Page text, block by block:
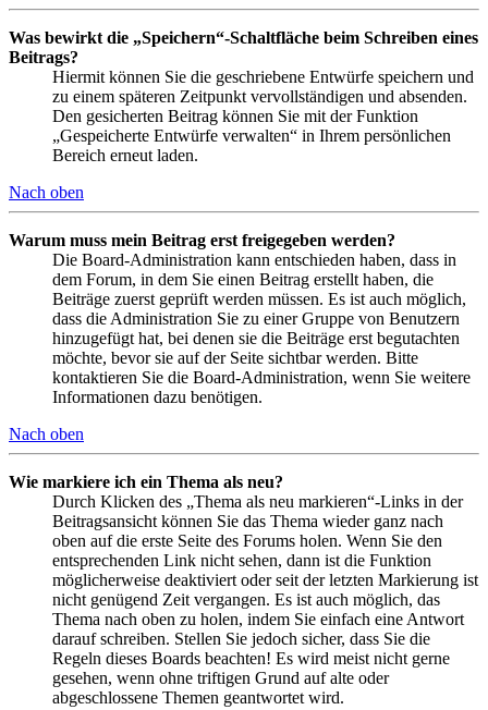
Was bewirkt die „Speichern“-Schaltfläche beim Schreiben eines
Beitrags?
Hiermit können Sie die geschriebene Entwürfe speichern und
zu einem späteren Zeitpunkt vervollständigen und absenden.
Den gesicherten Beitrag können Sie mit der Funktion
„Gespeicherte Entwürfe verwalten“ in Ihrem persönlichen
Bereich erneut laden.
Nach oben
Warum muss mein Beitrag erst freigegeben werden?
Die Board-Administration kann entschieden haben, dass in
dem Forum, in dem Sie einen Beitrag erstellt haben, die
Beiträge zuerst geprüft werden müssen. Es ist auch möglich,
dass die Administration Sie zu einer Gruppe von Benutzern
hinzugefügt hat, bei denen sie die Beiträge erst begutachten
möchte, bevor sie auf der Seite sichtbar werden. Bitte
kontaktieren Sie die Board-Administration, wenn Sie weitere
Informationen dazu benötigen.
Nach oben
Wie markiere ich ein Thema als neu?
Durch Klicken des „Thema als neu markieren“-Links in der
Beitragsansicht können Sie das Thema wieder ganz nach
oben auf die erste Seite des Forums holen. Wenn Sie den
entsprechenden Link nicht sehen, dann ist die Funktion
möglicherweise deaktiviert oder seit der letzten Markierung ist
nicht genügend Zeit vergangen. Es ist auch möglich, das
Thema nach oben zu holen, indem Sie einfach eine Antwort
darauf schreiben. Stellen Sie jedoch sicher, dass Sie die
Regeln dieses Boards beachten! Es wird meist nicht gerne
gesehen, wenn ohne triftigen Grund auf alte oder
abgeschlossene Themen geantwortet wird.